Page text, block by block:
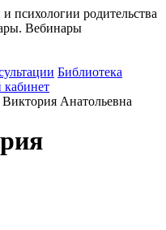
психологии родительства
Вебинары
Библиотека
Анатольевна